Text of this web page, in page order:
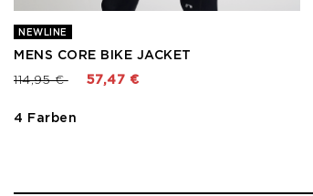
NEWLINE
MENS CORE BIKE JACKET
Preis reduziert von
114,95 €bis 57,47 €
4 Farben